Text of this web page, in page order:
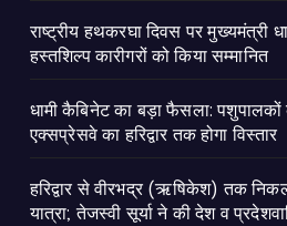
राष्ट्रीय हथकरघा दिवस पर मुख्यमंत्री
हस्तशिल्प कारीगरों को किया सम्मानित
​धामी कैबिनेट का बड़ा फैसला: पशुपालकों
एक्सप्रेसवे का हरिद्वार तक होगा विस्तार
​हरिद्वार से वीरभद्र (ऋषिकेश) तक
यात्रा; तेजस्वी सूर्या ने की देश व